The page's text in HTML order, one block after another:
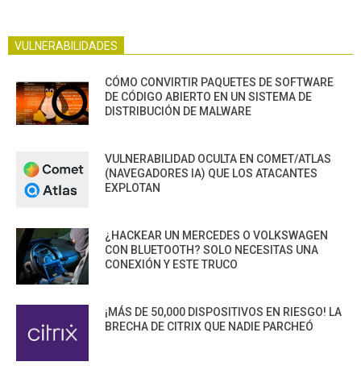
VULNERABILIDADES
CÓMO CONVIRTIR PAQUETES DE SOFTWARE
DE CÓDIGO ABIERTO EN UN SISTEMA DE
DISTRIBUCIÓN DE MALWARE
VULNERABILIDAD OCULTA EN COMET/ATLAS
(NAVEGADORES IA) QUE LOS ATACANTES
EXPLOTAN
¿HACKEAR UN MERCEDES O VOLKSWAGEN
CON BLUETOOTH? SOLO NECESITAS UNA
CONEXIÓN Y ESTE TRUCO
¡MÁS DE 50,000 DISPOSITIVOS EN RIESGO! LA
BRECHA DE CITRIX QUE NADIE PARCHEÓ